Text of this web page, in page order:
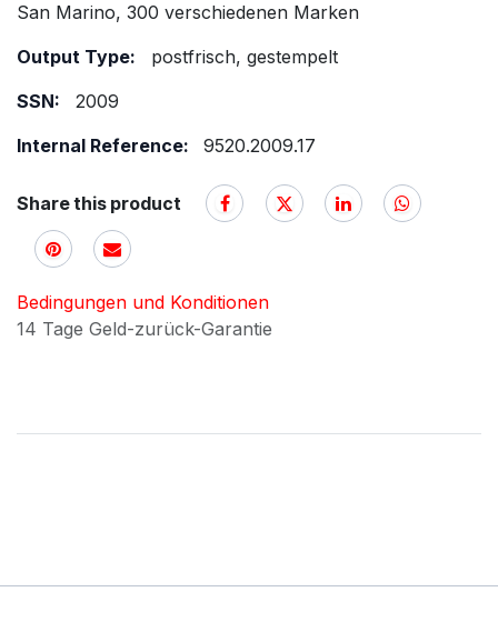
San Marino, 300 verschiedenen Marken
Output Type:
postfrisch, gestempelt
SSN:
2009
Internal Reference:
9520.2009.17
Share this product
Bedingungen und Konditionen
14 Tage Geld-zurück-Garantie